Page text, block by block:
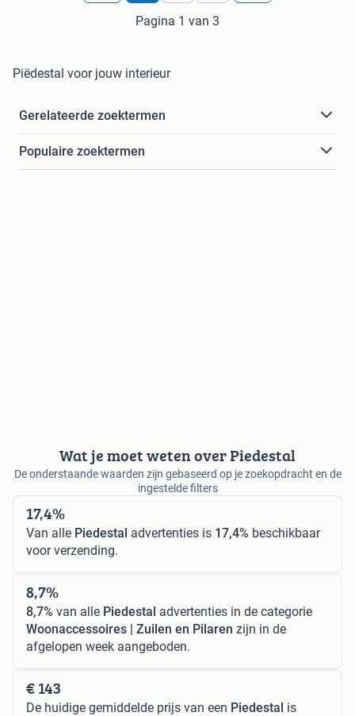
Pagina 1 van 3
Piëdestal voor jouw interieur
Gerelateerde zoektermen
Populaire zoektermen
Wat je moet weten over Piedestal
De onderstaande waarden zijn gebaseerd op je zoekopdracht en de
ingestelde filters
17,4%
Van alle Piedestal advertenties is 17,4% beschikbaar
voor verzending.
8,7%
8,7% van alle Piedestal advertenties in de categorie
Woonaccessoires | Zuilen en Pilaren zijn in de
afgelopen week aangeboden.
€ 143
De huidige gemiddelde prijs van een Piedestal is